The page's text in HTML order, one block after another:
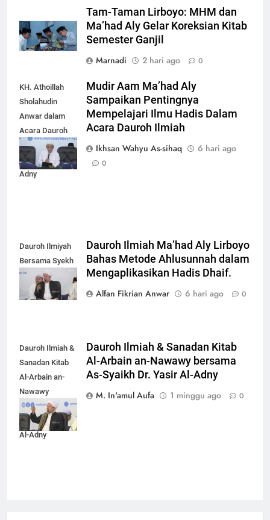
Tam-Taman Lirboyo: MHM dan
Ma’had Aly Gelar Koreksian Kitab
Semester Ganjil
Marnadi
2 hari ago 0
KH. Athoillah
Sholahudin
Anwar dalam
Acara Dauroh
Ilmiah bersama
Syekh Yasir Al-
Adny
Mudir Aam Ma’had Aly
Sampaikan Pentingnya
Mempelajari Ilmu Hadis Dalam
Acara Dauroh Ilmiah
Ikhsan Wahyu As-sihaq
6 hari ago
0
Dauroh Ilmiyah
Bersama Syekh
Yasir Al-Adny
Dauroh Ilmiah Ma’had Aly Lirboyo
Bahas Metode Ahlusunnah dalam
Mengaplikasikan Hadis Dhaif.
Alfan Fikrian Anwar
6 hari ago 0
Dauroh Ilmiah &
Sanadan Kitab
Al-Arbain an-
Nawawy
bersama As-
Syaikh Dr. Yasir
Al-Adny
Dauroh Ilmiah & Sanadan Kitab
Al-Arbain an-Nawawy bersama
As-Syaikh Dr. Yasir Al-Adny
M. In'amul Aufa
1 minggu ago 0